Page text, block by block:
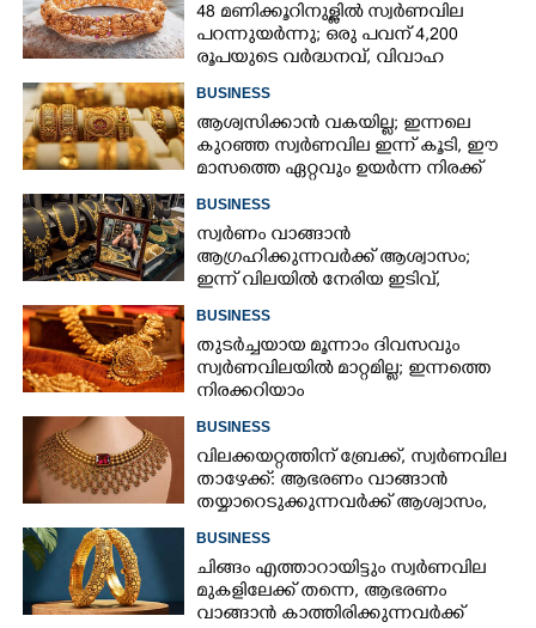
48 മണിക്കൂറിനുള്ളിൽ സ്വർണവില
പറന്നുയർന്നു; ഒരു പവന് 4,200
രൂപയുടെ വർദ്ധനവ്, വിവാഹ
BUSINESS
ആശ്വസിക്കാൻ വകയില്ല; ഇന്നലെ
കുറഞ്ഞ സ്വർണവില ഇന്ന് കൂടി, ഈ
മാസത്തെ ഏറ്റവും ഉയർന്ന നിരക്ക്
BUSINESS
സ്വർണം വാങ്ങാൻ
ആഗ്രഹിക്കുന്നവർക്ക് ആശ്വാസം;
ഇന്ന് വിലയിൽ നേരിയ ഇടിവ്,
BUSINESS
തുടർച്ചയായ മൂന്നാം ദിവസവും
സ്വർണവിലയിൽ മാറ്റമില്ല; ഇന്നത്തെ
നിരക്കറിയാം
BUSINESS
വിലക്കയറ്റത്തിന് ബ്രേക്ക്, സ്വർണവില
താഴേക്ക്: ആഭരണം വാങ്ങാൻ
തയ്യാറെടുക്കുന്നവർക്ക് ആശ്വാസം,
BUSINESS
ചിങ്ങം എത്താറായിട്ടും സ്വർണവില
മുകളിലേക്ക് തന്നെ,​ ആഭരണം
വാങ്ങാൻ കാത്തിരിക്കുന്നവർക്ക്